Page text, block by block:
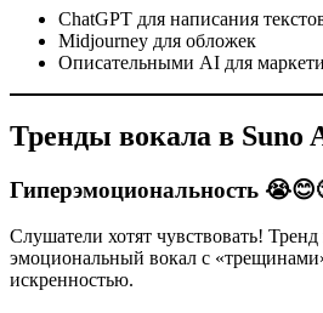
ChatGPT для написания
Midjourney для обложек
Описательными AI для
Тренды вокала в Suno
Гиперэмоциональность
Слушатели хотят чувствовать!
эмоциональный вокал с
искренностью.